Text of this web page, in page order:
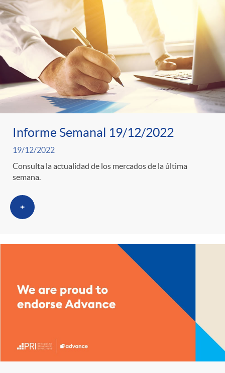
Informe Semanal 19/12/2022
19/12/2022
Consulta la actualidad de los mercados de la última
semana.
+